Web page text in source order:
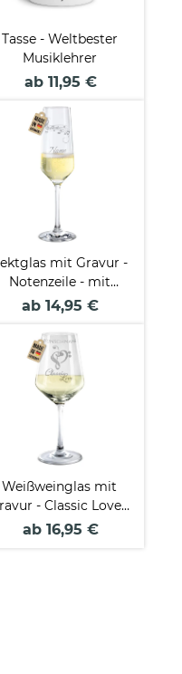
Tasse - Weltbester
Musiklehrer
ab 11,95 €
mit Gravur -
Notenzeile - mit
Name
ab 14,95 €
Weißweinglas mit
- Classic Love -
mit Name
ab 16,95 €